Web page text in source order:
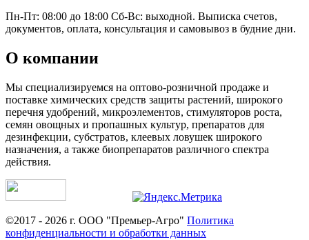
Пн-Пт: 08:00 до 18:00 Сб-Вс: выходной. Выписка счетов,
документов, оплата, консультация и самовывоз в будние дни.
О компании
Мы специализируемся на оптово-розничной продаже и
поставке химических средств защиты растений, широкого
перечня удобрений, микроэлементов, стимуляторов роста,
семян овощных и пропашных культур, препаратов для
дезинфекции, субстратов, клеевых ловушек широкого
назначения, а также биопрепаратов различного спектра
действия.
©2017 - 2026 г. ООО "Премьер-Агро" Политика
конфиденциальности и обработки данных